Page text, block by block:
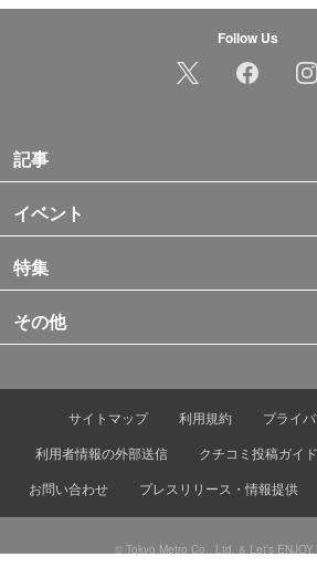
Follow Us
記事
イベント
特集
その他
サイトマップ 利用規約
プライ
利用者情報の外部送信
クチコミ投稿ガイ
お問い合わせ
プレスリリース・情報提供
© Tokyo Metro Co., Ltd. & Let’s ENJOY